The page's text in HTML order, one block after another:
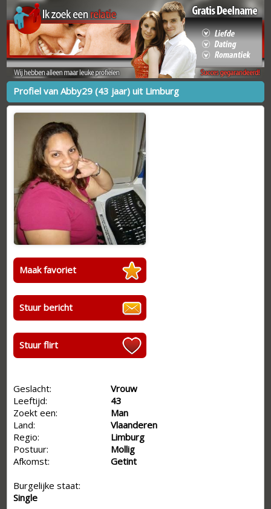
Profiel van Abby29 (43 jaar) uit Limburg
Maak favoriet
Stuur bericht
Stuur flirt
Geslacht:
Vrouw
Leeftijd:
43
Zoekt een:
Man
Land:
Vlaanderen
Regio:
Limburg
Postuur:
Mollig
Afkomst:
Getint
Burgelijke staat:
Single